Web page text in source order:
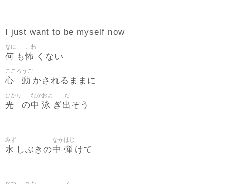
I just want to be myself now
何
なに
も怖
こわ
くない
心
こころ
動
うご
かされるままに
光
ひかり
の中
なか
泳
およ
ぎ出
だ
そう
水
みず
しぶきの中
なか
弾
はじ
けて